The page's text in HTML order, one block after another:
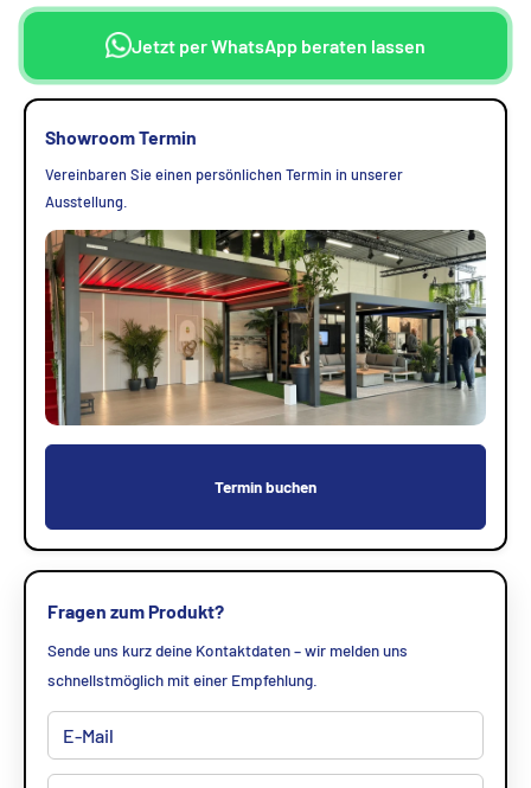
Jetzt per WhatsApp beraten lassen
Showroom Termin
Vereinbaren Sie einen persönlichen Termin in unserer
Ausstellung.
Termin buchen
Fragen zum Produkt?
Sende uns kurz deine Kontaktdaten – wir melden uns
schnellstmöglich mit einer Empfehlung.